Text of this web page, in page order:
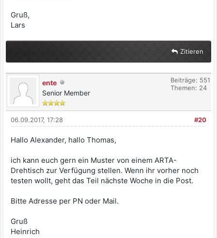
Gruß,
Lars
Zitieren
ente
Senior Member
Beiträge: 551
Themen: 24
#20
06.09.2017, 17:28
Hallo Alexander, hallo Thomas,
ich kann euch gern ein Muster von einem ARTA-
Drehtisch zur Verfügung stellen. Wenn ihr vorher noch
testen wollt, geht das Teil nächste Woche in die Post.
Bitte Adresse per PN oder Mail.
Gruß
Heinrich